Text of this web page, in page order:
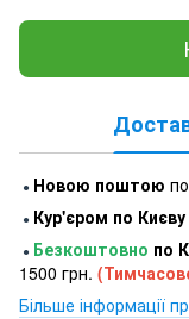
● Новою поштою
● Кур'єром по Києву
● Безкоштовно по
1500 грн.
Більше інформації